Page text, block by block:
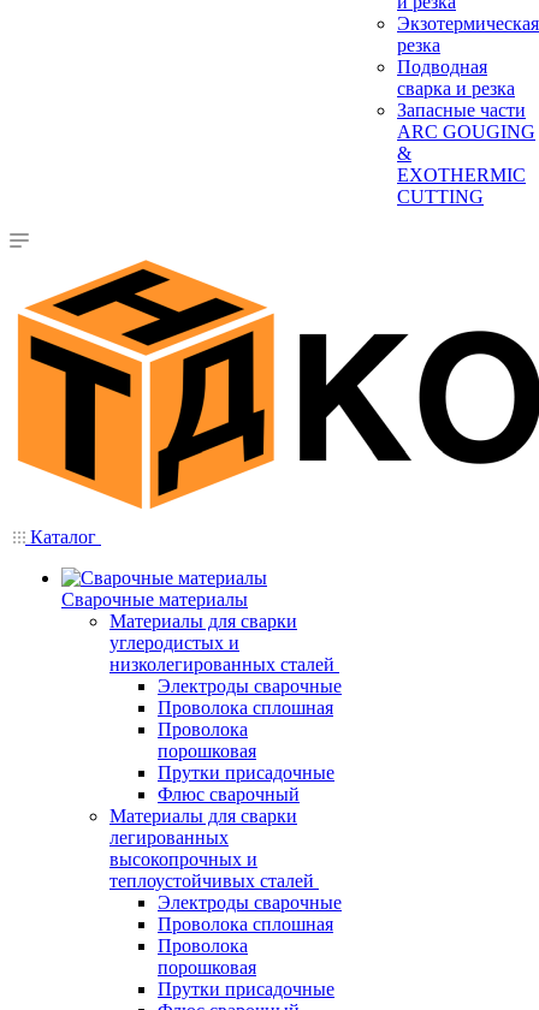
Экзотермическая
резка
Подводная
сварка и резка
Запасные части
ARC GOUGING
&
EXOTHERMIC
CUTTING
Каталог
Сварочные материалы
Материалы для сварки
углеродистых и
низколегированных сталей
Электроды сварочные
Проволока сплошная
Проволока
порошковая
Прутки присадочные
Флюс сварочный
Материалы для сварки
легированных
высокопрочных и
теплоустойчивых сталей
Электроды сварочные
Проволока сплошная
Проволока
порошковая
Прутки присадочные